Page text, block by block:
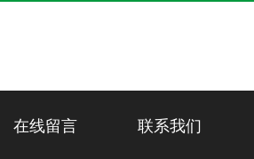
在线留言 联系我们